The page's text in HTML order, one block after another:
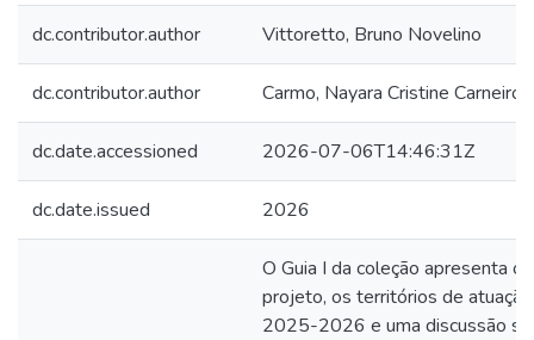
dc.contributor.author Vittoretto, Bruno Novelino
dc.contributor.author Carmo, Nayara Cristine Carneiro
dc.date.accessioned 2026-07-06T14:46:31Z
dc.date.issued 2026
O Guia I da coleção apresenta o
projeto, os territórios de
2025-2026 e uma discussão